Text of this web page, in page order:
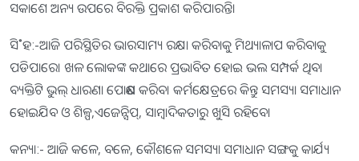
ସକାଶେ ଅନ୍ୟ ଉପରେ ବିରକ୍ତି ପ୍ରକାଶ କରିପାରନ୍ତି।
ସି˚ହ:-ଆଜି ପରିସ୍ଥିତିର ଭାରସାମ୍ୟ ରକ୍ଷା କରିବାକୁ ମିଥ୍ୟାଳାପ କରିବାକୁ
ପଡିପାରେ। ଖଳ ଲୋକଙ୍କ କଥାରେ ପ୍ରଭାବିତ ହୋଇ ଭଲ ସମ୍ପର୍କ ଥିବା
ବ୍ୟକ୍ତିଟି ଭୁଲ୍‌ ଧାରଣା ପୋଷଣ କରିବ। କର୍ମକ୍ଷେତ୍ରରେ କିନ୍ତୁ ସମସ୍ୟା ସମାଧାନ
ହୋଇଯିବ ଓ ଶିଳ୍ପ,ଏଜେନ୍ସିପ୍‌, ସାମ୍ବାଦିକତାରୁ ଖୁସି ରହିବେ।
କନ୍ୟା:- ଆଜି କଳେ, ବଳେ, କୌଶଳେ ସମସ୍ୟା ସମାଧାନ ସଙ୍ଗକୁ କାର୍ଯ୍ୟ